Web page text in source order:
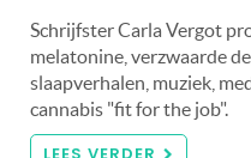
Schrijfster Carla Vergot
melatonine, verzwaarde
slaapverhalen, muziek,
cannabis "fit for the job".
LEES VERDER